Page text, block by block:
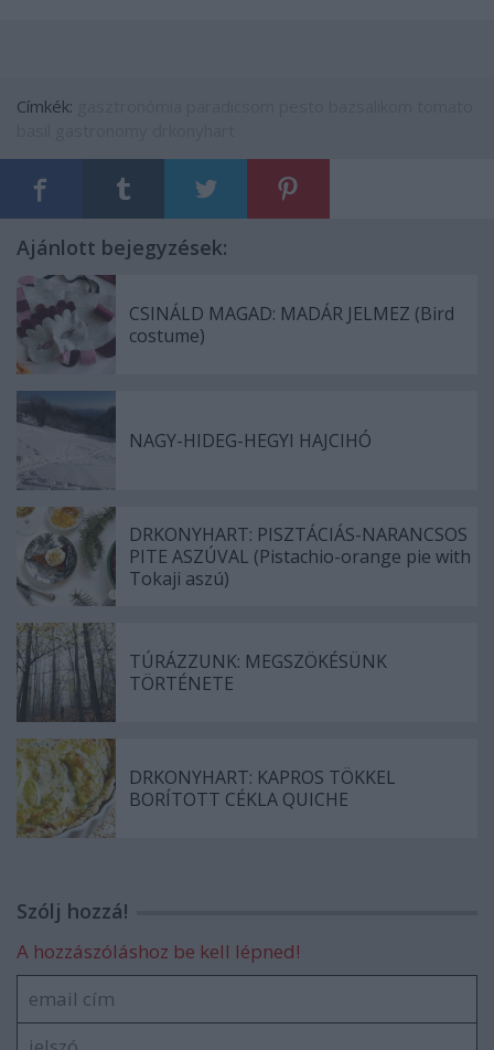
Címkék:
Ajánlott bejegyzések:
CSINÁLD MAGAD: MADÁR JELMEZ (Bird
costume)
NAGY-HIDEG-HEGYI HAJCIHÓ
DRKONYHART: PISZTÁCIÁS-NARANCSOS
PITE ASZÚVAL (Pistachio-orange pie with
Tokaji aszú)
TÚRÁZZUNK: MEGSZÖKÉSÜNK
TÖRTÉNETE
DRKONYHART: KAPROS TÖKKEL
BORÍTOTT CÉKLA QUICHE
Szólj hozzá!
A hozzászóláshoz be kell lépned!